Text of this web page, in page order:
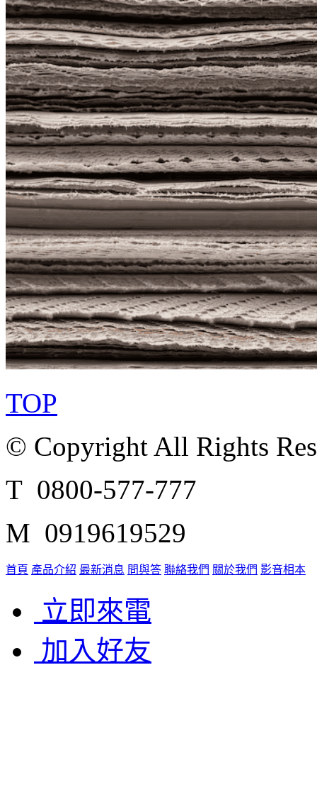
TOP
© Copyright All Rights
T 0800-577-777
M 0919619529
首頁 產品介紹 最新消息 問與答 聯絡我們 關於我們 影音相本
立即來電
加入好友